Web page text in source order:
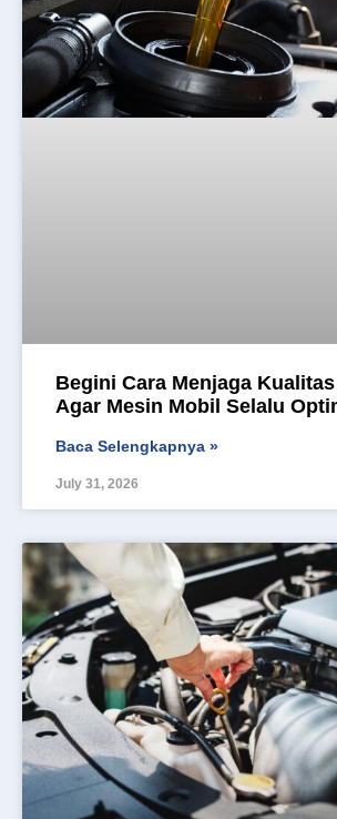
Begini Cara Menjaga
Agar Mesin Mobil Selalu
Baca Selengkapnya »
July 31, 2026